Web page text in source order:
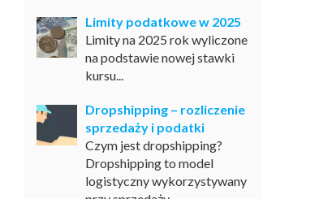
Limity podatkowe w 2025
Limity na 2025 rok wyliczone
na podstawie nowej stawki
kursu...
Dropshipping – rozliczenie
sprzedaży i podatki
Czym jest dropshipping?
Dropshipping to model
logistyczny wykorzystywany